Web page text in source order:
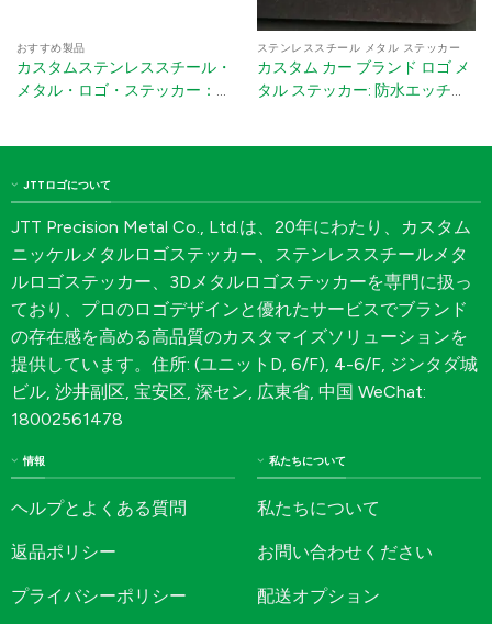
おすすめ製品
カスタムステンレススチール・
メタル・ロゴ・ステッカー：
ステンレススチール メタル ステッカー
カスタム カー ブランド ロゴ メ
タル ステッカー: 防水エッチン
JTTロゴについて
JTT Precision Metal Co., Ltd.は、20年にわたり、カスタム
ニッケルメタルロゴステッカー、ステンレススチールメタ
ルロゴステッカー、3Dメタルロゴステッカーを専門に扱っ
ており、プロのロゴデザインと優れたサービスでブランド
の存在感を高める高品質のカスタマイズソリューションを
提供しています。住所: (ユニットD, 6/F), 4-6/F, ジンタダ城
ビル, 沙井副区, 宝安区, 深セン, 広東省, 中国 WeChat:
18002561478
情報
ヘルプとよくある質問
返品ポリシー
プライバシーポリシー
私たちについて
私たちについて
お問い合わせください
配送オプション